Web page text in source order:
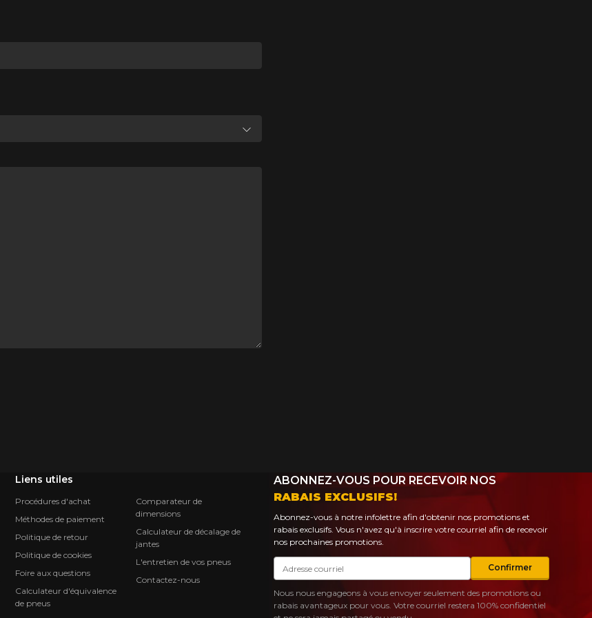
Liens utiles
Procédures d'achat
Méthodes de paiement
Politique de retour
Politique de cookies
Foire aux questions
Calculateur d'équivalence
de pneus
Comparateur de
dimensions
Calculateur de décalage de
jantes
L'entretien de vos pneus
Contactez-nous
ABONNEZ-VOUS POUR RECEVOIR NOS
RABAIS EXCLUSIFS!
Abonnez-vous à notre infolettre afin d'obtenir nos promotions et
rabais exclusifs. Vous n'avez qu'à inscrire votre courriel afin de recevoir
nos prochaines promotions.
Courriel
Confirmer
Nous nous engageons à vous envoyer seulement des promotions ou
rabais avantageux pour vous. Votre courriel restera 100% confidentiel